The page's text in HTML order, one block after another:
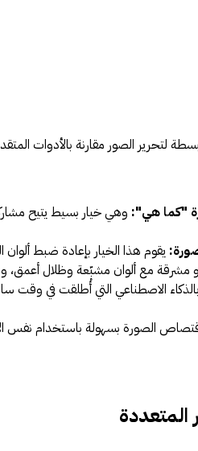
لتحرير الصور مقارنة بالأدوات
"كما هي": وهي خيار بسيط يتيح
يقوم هذا الخيار بإعادة ضبط ألوان
مشرقة مع ألوان مشبّعة وظلال أعمق،
بالذكاء الاصطناعي التي أُطلقت في وقت
الصورة بسهولة باستخدام نفس